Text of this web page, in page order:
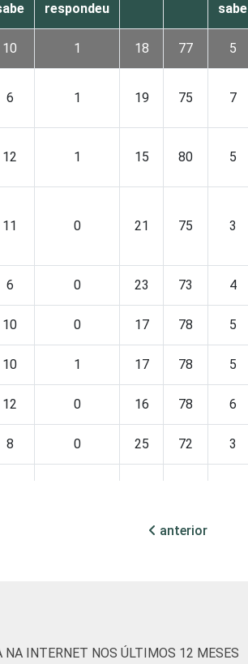
respondeu
sabe
10 1 18 77 5
6 1 19 75 7
12 1 15 80 5
11 0 21 75 3
6 0 23 73 4
10 0 17 78 5
10 1 17 78 5
12 0 16 78 6
8 0 25 72 3
11 1 17 76 6
anterior
NA INTERNET NOS ÚLTIMOS 12 MESES